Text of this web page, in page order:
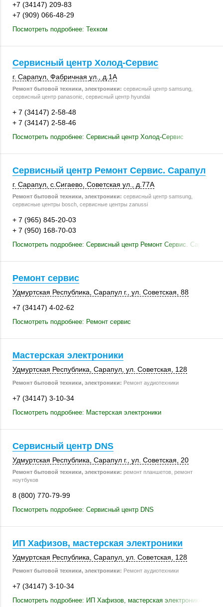
+7 (34147) 209-83
+7 (909) 066-48-29
Посмотреть подробнее: Техком
Сервисный центр Холод-Сервис
г. Сарапул Фабричная ул. д.1А
Ремонт бытовой техники, электроники: сервисный центр samsung,
сервисный центр panasonic, сервисный центр hyundai
+ 7 (34147) 2-58-48
+ 7 (34147) 2-58-46
Посмотреть подробнее: Сервисный центр Холод-Сервис
Сервисный центр Ремонт Сервис. Сарапул
г. Сарапул с.Сигаево Советская ул. д.77А
Ремонт бытовой техники, электроники: сервисный центр samsung,
сервисные центры bosch, сервисные центры zanussi
+ 7 (965) 845-20-03
+ 7 (950) 168-70-03
Посмотреть подробнее: Сервисный центр Ремонт Сервис. Сарапул
Ремонт сервис
Удмуртская Республика, Сарапул г.
ул. Советская, 88
+7 (34147) 4-02-62
Посмотреть подробнее: Ремонт сервис
Мастерская электроники
Удмуртская Республика, Сарапул ул. Советская 128
Ремонт бытовой техники, электроники: Ремонт аудиотехники
+7 (34147) 3-10-34
Посмотреть подробнее: Мастерская электроники
Сервисный центр DNS
Удмуртская Республика, Сарапул г. ул. Советская, 20
Ремонт бытовой техники, электроники: ремонт планшетов, ремонт
ноутбуков
8 (800) 770-79-99
Посмотреть подробнее: Сервисный центр DNS
ИП Хафизов, мастерская электроники
Удмуртская Республика, Сарапул ул. Советская 128
Ремонт бытовой техники, электроники: Ремонт аудиотехники
+7 (34147) 3-10-34
Посмотреть подробнее: ИП Хафизов, мастерская электроники